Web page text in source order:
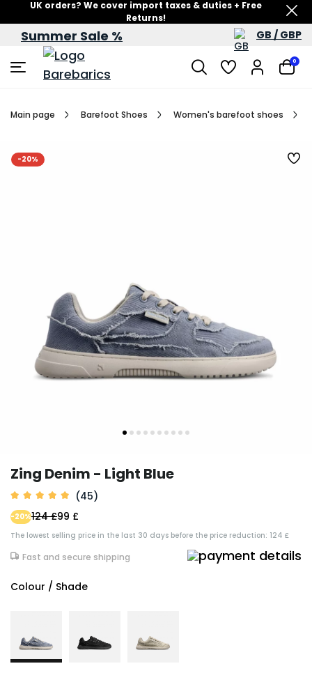
UK orders? We cover import taxes & duties + Free
Returns!
Summer Sale – up to 60% off
Summer Sale % GB / GBP
0
Main page Barefoot Shoes Women's barefoot shoes
-20%
Zing Denim - Light Blue
(45)
99 £
-20%124 £
The lowest selling price in the last 30 days before the price reduction: 124 £
Fast and secure shipping
Colour / Shade